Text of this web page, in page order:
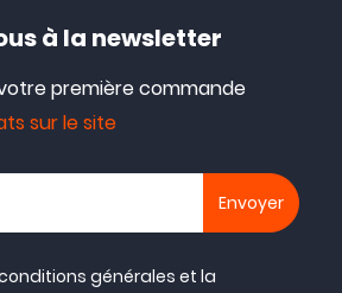
à la newsletter
première commande
sur le site
générales et la